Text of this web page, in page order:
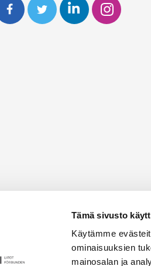
Tämä sivusto
Käytämme
ominaisuuksien
mainosalan ja